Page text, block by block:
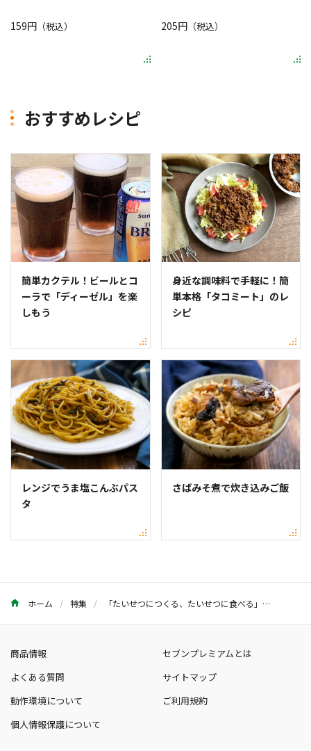
159円 （税込） 205円（税込）
おすすめレシピ
簡単カクテル！ビールとコ
ーラで「ディーゼル」を楽
しもう
身近な調味料で手軽に！簡
単本格「タコミート」のレ
シピ
レンジでうま塩こんぶパス
タ
さばみそ煮で炊き込みご飯
ホーム 特集 「たいせつにつくる、たいせつに食べる」賢者のレシピ
商品情報
セブンプレミアムとは
よくある質問
サイトマップ
動作環境について
ご利用規約
個人情報保護について